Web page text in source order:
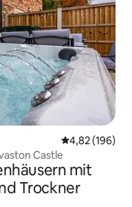
4,82 (196)
Castle
mit
Trockner